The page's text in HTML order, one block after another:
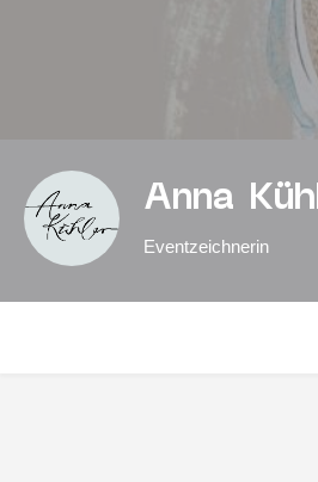
Anna
Eventzeichnerin